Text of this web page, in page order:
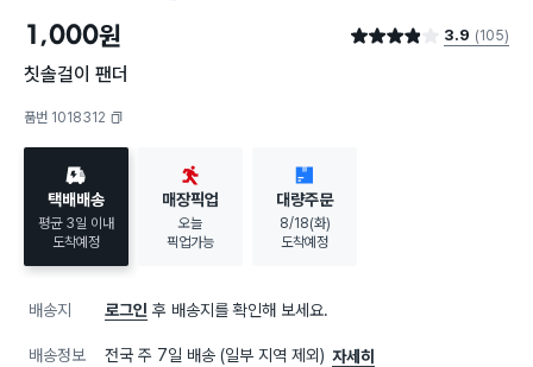
1,000원 별점 3.9점 3.9 (105)
칫솔걸이 팬더
품번 1018312
택배배송
평균 3일 이내
도착예정
매장픽업
오늘
픽업가능
대량주문
8/18(화)
도착예정
배송지 로그인 후 배송지를 확인해 보세요.
배송정보 전국 주 7일 배송 (일부 지역 제외) 자세히